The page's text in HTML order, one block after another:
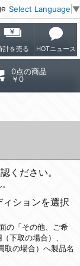
Select Language ▼
計を売る HOTニュース
0点の商品
￥0
ください。
ションを選択
の「その他、ご希
下取の場合）、
取の場合）へ製品名